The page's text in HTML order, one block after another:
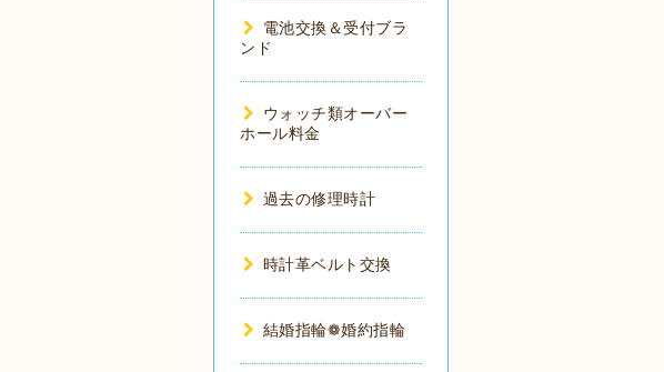
電池交換＆受付ブラ
ンド
ウォッチ類オーバー
ホール料金
過去の修理時計
時計革ベルト交換
結婚指輪❁婚約指輪